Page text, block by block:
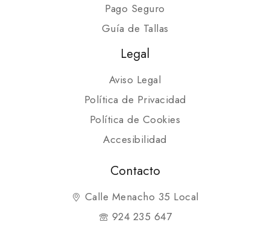
Pago Seguro
Guía de Tallas
Legal
Aviso Legal
Política de Privacidad
Política de Cookies
Accesibilidad
Contacto
Calle Menacho 35 Local
924 235 647